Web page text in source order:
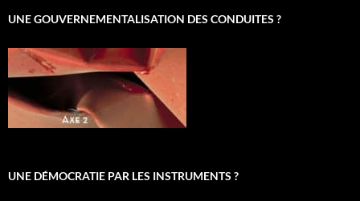
UNE GOUVERNEMENTALISATION DES CONDUITES ?
UNE DÉMOCRATIE PAR LES INSTRUMENTS ?